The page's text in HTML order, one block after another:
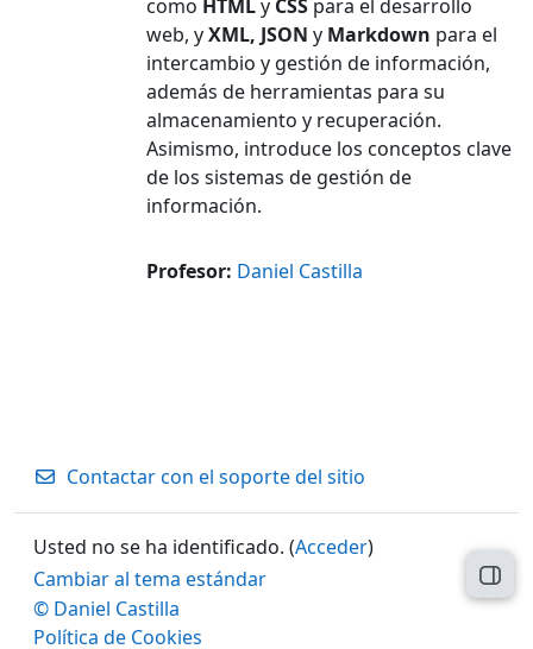
como HTMLy CSS para el desarrollo
web, yXML, JSON y Markdown para el
intercambio y gestión de información,
además de herramientas para su
almacenamiento y recuperación.
Asimismo, introduce los conceptos clave
de los sistemas de gestión de
información.
Profesor: Daniel Castilla
Contactar con el soporte del sitio
Usted no se ha identificado. (Acceder)
Cambiar al tema estándar
© Daniel Castilla
Política de Cookies